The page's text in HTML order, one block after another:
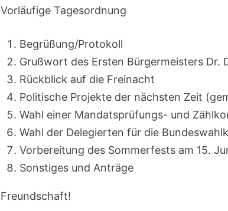
Vorläufige Tagesordnung
Begrüßung/Protokoll
Grußwort des Ersten Bürgermeisters Dr.
Rückblick auf die Freinacht
Politische Projekte der nächsten Zeit
Wahl einer Mandatsprüfungs- und
Wahl der Delegierten für die
Vorbereitung des Sommerfests am 15.
Sonstiges und Anträge
Freundschaft!